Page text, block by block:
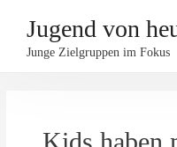
Jugend von
Junge Zielgruppen im Fokus
Kids haben